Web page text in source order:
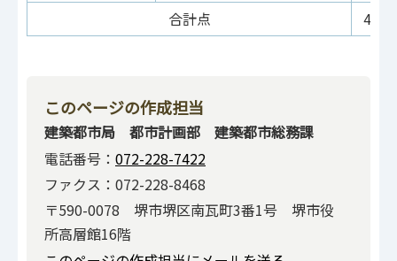
合計点 400
このページの作成担当
建築都市局 都市計画部 建築都市総務課
電話番号： 072-228-7422
ファクス：072-228-8468
〒590-0078 堺市堺区南瓦町3番1号 堺市役
所高層館16階